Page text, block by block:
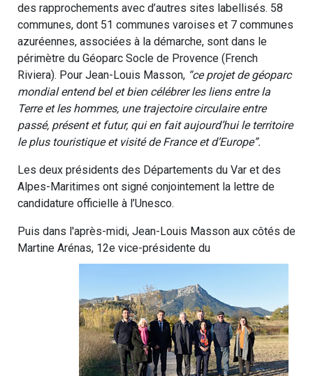
des rapprochements avec d’autres sites labellisés. 58
communes, dont 51 communes varoises et 7 communes
azuréennes, associées à la démarche, sont dans le
périmètre du Géoparc Socle de Provence (French
Riviera). Pour Jean-Louis Masson, “ce projet de géoparc
mondial entend bel et bien célébrer les liens entre la
Terre et les hommes, une trajectoire circulaire entre
passé, présent et futur, qui en fait aujourd’hui le territoire
le plus touristique et visité de France et d’Europe”.
Les deux présidents des Départements du Var et des
Alpes-Maritimes ont signé conjointement la lettre de
candidature officielle à l’Unesco.
Puis dans l'après-midi, Jean-Louis Masson aux côtés de
Martine Arénas, 12e vice-présidente du